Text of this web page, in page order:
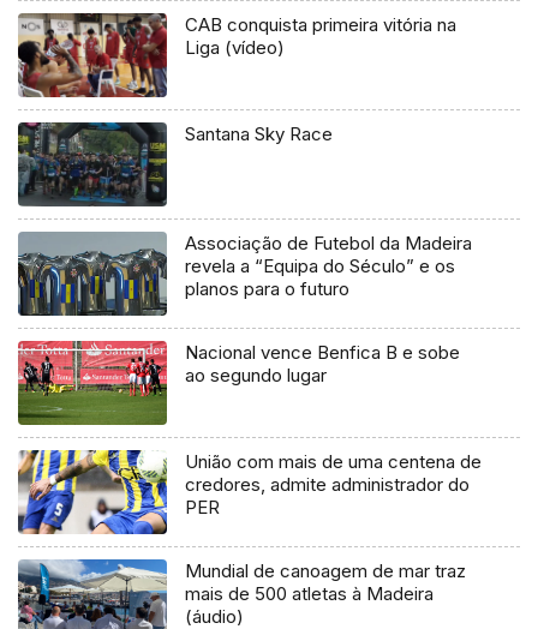
CAB conquista primeira vitória na
Liga (vídeo)
Santana Sky Race
Associação de Futebol da Madeira
revela a “Equipa do Século” e os
planos para o futuro
Nacional vence Benfica B e sobe
ao segundo lugar
União com mais de uma centena de
credores, admite administrador do
PER
Mundial de canoagem de mar traz
mais de 500 atletas à Madeira
(áudio)